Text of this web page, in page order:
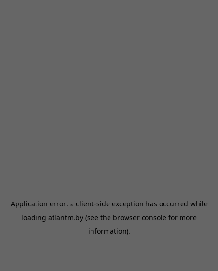
Application error: a client-side exception has occurred while
loading atlantm.by (see the browser console for more
information).